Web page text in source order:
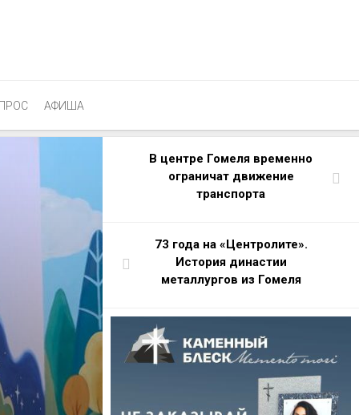
АФИША
В центре Гомеля временно
ограничат движение
транспорта
73 года на «Центролите».
История династии
металлургов из Гомеля